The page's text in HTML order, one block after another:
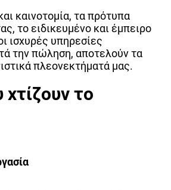
καινοτομία, τα πρότυπα
το ειδικευμένο και έμπειρο
ισχυρές υπηρεσίες
την πώληση, αποτελούν τα
πλεονεκτήματά μας.
το